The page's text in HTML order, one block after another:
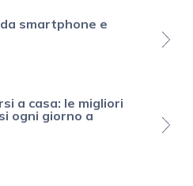
smartphone e
a casa: le migliori
ogni giorno a